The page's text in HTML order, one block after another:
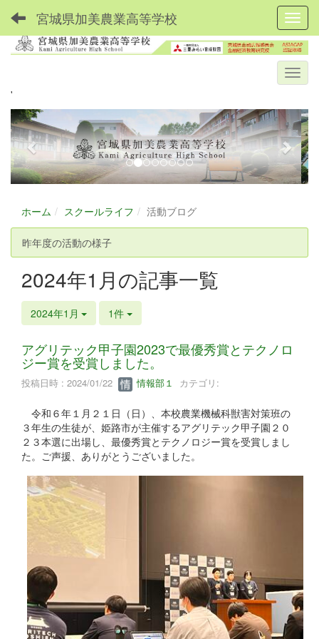
宮城県加美農業高等学校
'
p
r
e
v
o
u
s
n
e
x
t
ホーム スクールライフ 活動ブログ
昨年度の活動の様子
2024年1月の記事一覧
2024年1月 1件
アグリテック甲子園2023で最優秀賞とテクノロ
ジー賞を受賞しました。
投稿日時 : 2024/01/22 情報部１ カテゴリ:
令和６年１月２１日（日）、本校農業機械科獣害対策班の
３年生の生徒が、姫路市が主催するアグリテック甲子園２０
２３本選に出場し、最優秀賞とテクノロジー賞を受賞しまし
た。ご声援、ありがとうございました。